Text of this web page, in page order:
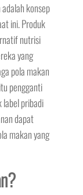
konsep
ini. Produk
nutrisi
yang
pola makan
pengganti
label pribadi
dapat
makan yang